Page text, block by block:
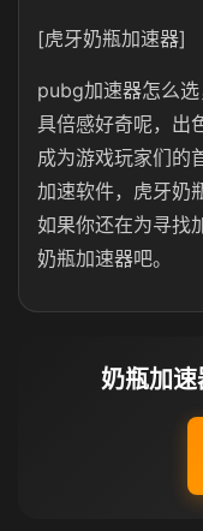
[虎牙奶瓶加速器]
pubg加速器怎么
具倍感好奇呢，出
成为游戏玩家们的
加速软件，虎牙奶
如果你还在为寻找
奶瓶加速器吧。
奶瓶加